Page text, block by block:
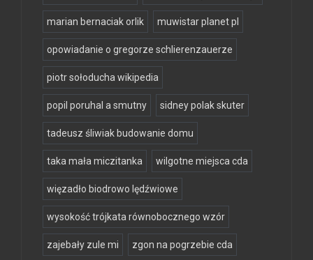
marian bernaciak orlik muwistar planet pl
opowiadanie o gregorze schlierenzauerze
piotr sołoducha wikipedia
popil poruhal a smutny sidney polak skuter
tadeusz śliwiak budowanie domu
taka mała miczitanka wilgotne miejsca cda
więzadło biodrowo lędźwiowe
wysokość trójkata równobocznego wzór
zajebały zule mi zgon na pogrzebie cda